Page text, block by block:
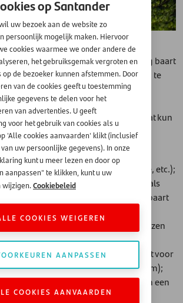
oefenen met geld
geld uit te geven. "Oefening baart
Er zijn veel manieren om je kind te
geld uit te geven. HetNibud
per leeftijdsgroep, zodat je de
op wat je kind al begrijpt. Wat kun
over drie potjes die staan voor
en delen (goede doel, cadeautje, etc.);
en 'uitgeef' potjes ook labelen als
zodat je kind ziet waar het voor spaart
uitgeeft;
doen het verschil in prijzen
uit dezelfde categorie;
keuzes elkaar beïnvloeden: als je kiest voor
je besparen op brood (en andersom);
boodschappenlijstje maken binnen een
op Santander
uw bezoek aan de website zo
persoonlijk mogelijk maken. Hiervoor
cookies waarmee we onder andere de
het gebruiksgemak vergroten en
op de bezoeker kunnen afstemmen. Door
van de cookies geeft u toestemming
gegevens te delen voor het
van advertenties. U geeft
voor het gebruik van cookies als u
'Alle cookies aanvaarden' klikt (inclusief
uw persoonlijke gegevens). In onze
kunt u meer lezen en door op
aanpassen" te klikken, kunt u uw
wijzigen.Cookiebeleid
COOKIES WEIGEREN
AANPASSEN
COOKIES AANVAARDEN